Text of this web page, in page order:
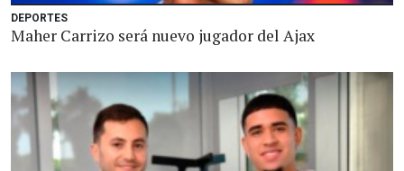
DEPORTES
Maher Carrizo será nuevo jugador del Ajax